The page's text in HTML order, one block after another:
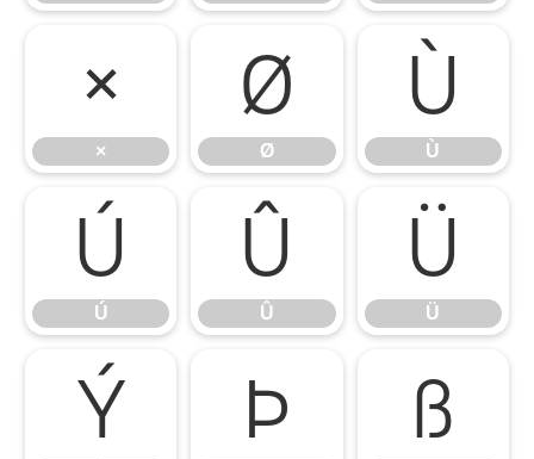
×
×
Ø
Ø
Ù
Ù
Ú
Ú
Û
Û
Ü
Ü
Ý Þ ß